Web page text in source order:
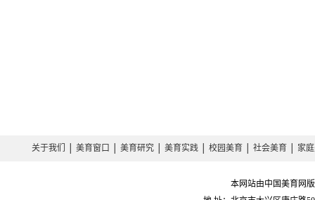
关于我们 美育窗口 美育研究│ 美育实践│ 校园美育 社会美育 家
本网站由中国美育网